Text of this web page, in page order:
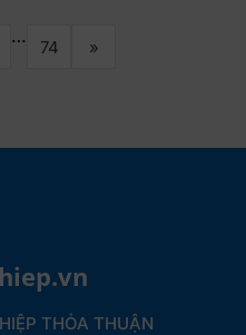
…
74 »
THỎA THUẬN